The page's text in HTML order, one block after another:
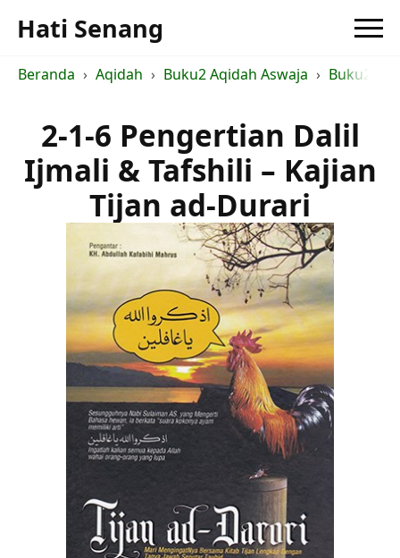
Hati Senang
Beranda Aqidah Buku2 Aqidah Aswaja Buku2
2-1-6 Pengertian Dalil
Ijmali & Tafshili – Kajian
Tijan ad-Durari